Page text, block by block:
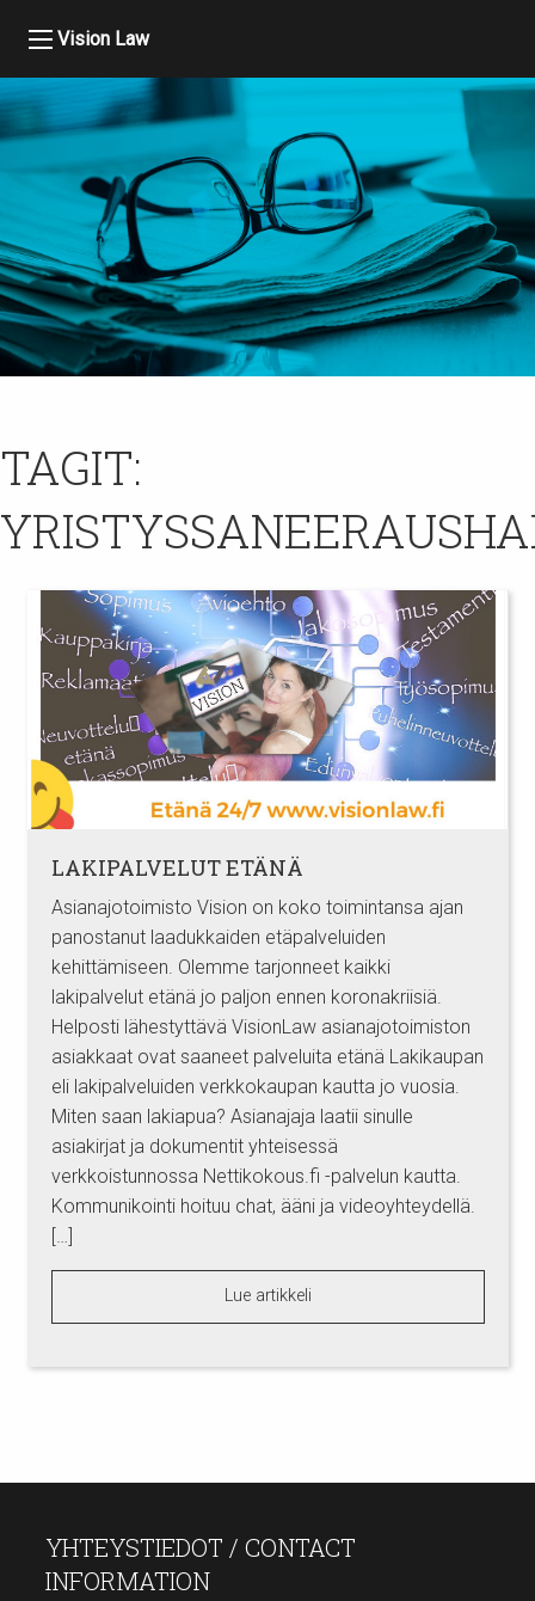
Vision Law
TAGIT:
LAKIPALVELUT ETÄNÄ
Asianajotoimisto Vision on koko toimintansa ajan
panostanut laadukkaiden etäpalveluiden
kehittämiseen. Olemme tarjonneet kaikki
lakipalvelut etänä jo paljon ennen koronakriisiä.
Helposti lähestyttävä VisionLaw asianajotoimiston
asiakkaat ovat saaneet palveluita etänä Lakikaupan
eli lakipalveluiden verkkokaupan kautta jo vuosia.
Miten saan lakiapua? Asianajaja laatii sinulle
asiakirjat ja dokumentit yhteisessä
verkkoistunnossa Nettikokous.fi -palvelun kautta.
Kommunikointi hoituu chat, ääni ja videoyhteydellä.
[…]
Lue artikkeli
YHTEYSTIEDOT / CONTACT
INFORMATION